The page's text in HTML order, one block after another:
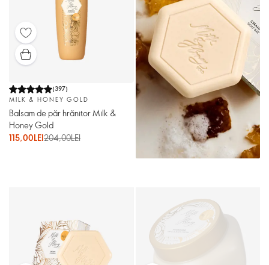
(397)
MILK & HONEY GOLD
Balsam de păr hrănitor Milk &
Honey Gold
115,00LEI204,00LEI